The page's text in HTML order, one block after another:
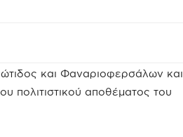
και Φαναριοφερσάλων και
πολιτιστικού αποθέματος του